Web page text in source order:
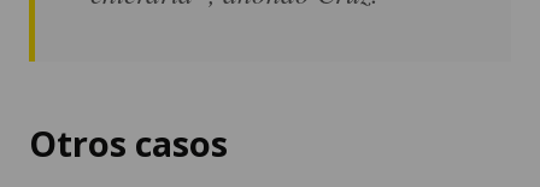
Otros casos